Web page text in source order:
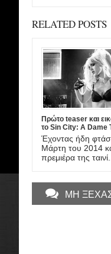
RELATED POSTS
Πρώτο teaser και
το Sin City: A Dame
Έχοντας ήδη
Μάρτη του 2014
πρεμιέρα της
ΜΗ